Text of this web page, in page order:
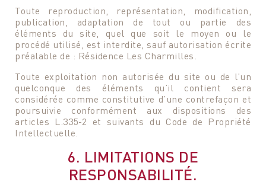
Toute reproduction, représentation, modification,
publication, adaptation de tout ou partie des
éléments du site, quel que soit le moyen ou le
procédé utilisé, est interdite, sauf autorisation écrite
préalable de : Résidence Les Charmilles.
Toute exploitation non autorisée du site ou de l’un
quelconque des éléments qu’il contient sera
considérée comme constitutive d’une contrefaçon et
poursuivie conformément aux dispositions des
articles L.335-2 et suivants du Code de Propriété
Intellectuelle.
6. LIMITATIONS DE
RESPONSABILITÉ.